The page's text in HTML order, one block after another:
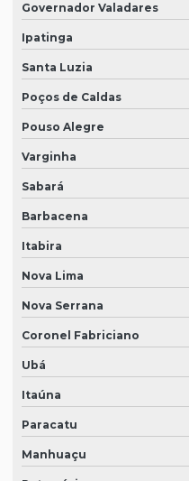
Governador Valadares
Ipatinga
Santa Luzia
Poços de Caldas
Pouso Alegre
Varginha
Sabará
Barbacena
Itabira
Nova Lima
Nova Serrana
Coronel Fabriciano
Ubá
Itaúna
Paracatu
Manhuaçu